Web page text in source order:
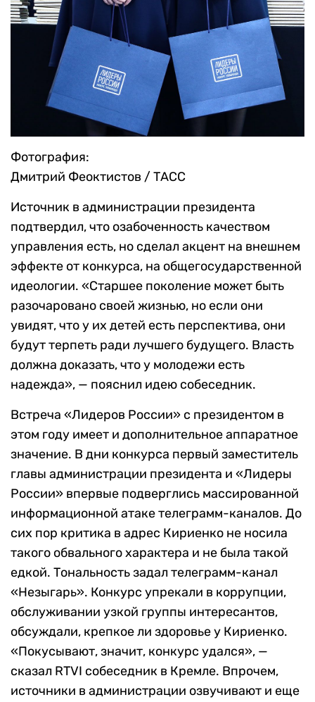
Фотография:
Дмитрий Феоктистов / ТАСС
Источник в администрации президента
подтвердил, что озабоченность качеством
управления есть, но сделал акцент на внешнем
эффекте от конкурса, на общегосударственной
идеологии. «Старшее поколение может быть
разочаровано своей жизнью, но если они
увидят, что у их детей есть перспектива, они
будут терпеть ради лучшего будущего. Власть
должна доказать, что у молодежи есть
надежда», — пояснил идею собеседник.
Встреча «Лидеров России» с президентом в
этом году имеет и дополнительное аппаратное
значение. В дни конкурса первый заместитель
главы администрации президента и «Лидеры
России» впервые подверглись массированной
информационной атаке телеграмм-каналов. До
сих пор критика в адрес Кириенко не носила
такого обвального характера и не была такой
едкой. Тональность задал телеграмм-канал
«Незыгарь». Конкурс упрекали в коррупции,
обслуживании узкой группы интересантов,
обсуждали, крепкое ли здоровье у Кириенко.
«Покусывают, значит, конкурс удался», —
сказал RTVI собеседник в Кремле. Впрочем,
источники в администрации озвучивают и еще